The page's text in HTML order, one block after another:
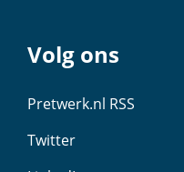
Volg ons
Pretwerk.nl RSS
Twitter